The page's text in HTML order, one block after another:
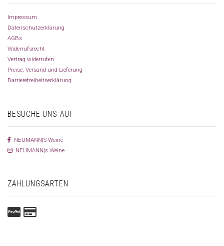
Impressum
Datenschutzerklärung
AGBs
Widerrufsrecht
Vertrag widerrufen
Preise, Versand und Lieferung
Barrierefreiheitserklärung
BESUCHE UNS AUF
NEUMANN|S Weine
NEUMANN|s Weine
ZAHLUNGSARTEN